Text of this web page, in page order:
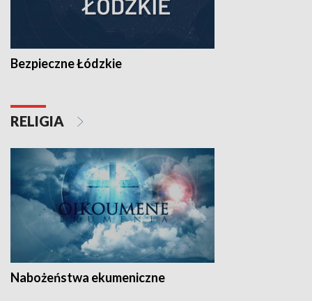
Bezpieczne Łódzkie
RELIGIA
Nabożeństwa ekumeniczne